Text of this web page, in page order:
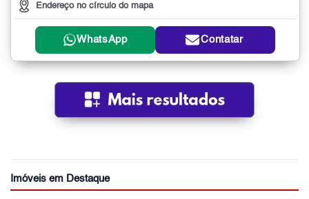
Endereço no círculo do mapa
WhatsApp Contatar
Imóveis em Destaque